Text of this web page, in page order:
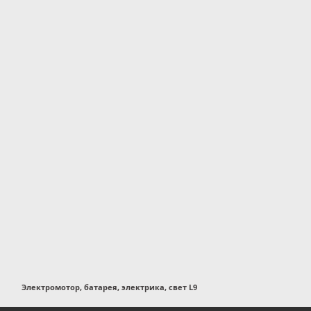
Электромотор, батарея, электрика, свет L9